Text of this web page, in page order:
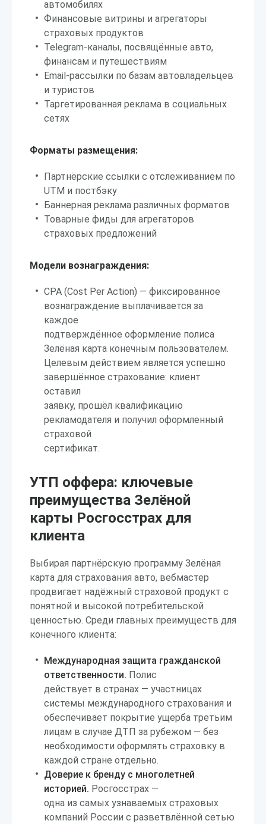
автомобилях
Финансовые витрины и агрегаторы
страховых продуктов
Telegram-каналы, посвящённые авто,
финансам и путешествиям
Email-рассылки по базам автовладельцев
и туристов
Таргетированная реклама в социальных
сетях
Форматы размещения:
Партнёрские ссылки с отслеживанием по
UTM и постбэку
Баннерная реклама различных форматов
Товарные фиды для агрегаторов
страховых предложений
Модели вознаграждения:
CPA (Cost Per Action) — фиксированное
вознаграждение выплачивается за
каждое
подтверждённое оформление полиса
Зелёная карта конечным пользователем.
Целевым действием является успешно
завершённое страхование: клиент
оставил
заявку, прошёл квалификацию
рекламодателя и получил оформленный
страховой
сертификат.
УТП оффера: ключевые
преимущества Зелёной
карты Росгосстрах для
клиента
Выбирая партнёрскую программу Зелёная
карта для страхования авто, вебмастер
продвигает надёжный страховой продукт с
понятной и высокой потребительской
ценностью. Среди главных преимуществ для
конечного клиента:
Международная защита гражданской
ответственности. Полис
действует в странах — участницах
системы международного страхования и
обеспечивает покрытие ущерба третьим
лицам в случае ДТП за рубежом — без
необходимости оформлять страховку в
каждой стране отдельно.
Доверие к бренду с многолетней
историей. Росгосстрах —
одна из самых узнаваемых страховых
компаний России с разветвлённой сетью